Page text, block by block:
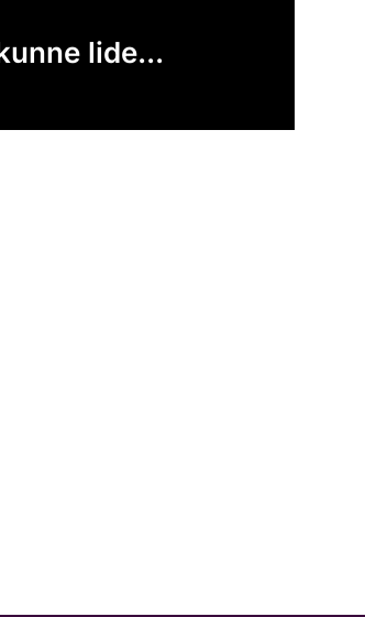
lide...